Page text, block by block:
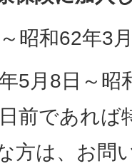
昭和62年3
5月8日～昭
前であれば
方は、お問